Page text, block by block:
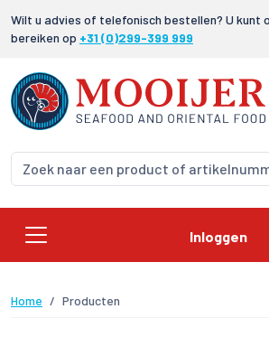
Wilt u advies of telefonisch bestellen? U kunt
bereiken op +31 (0)299-399 999
Inloggen
Home Producten